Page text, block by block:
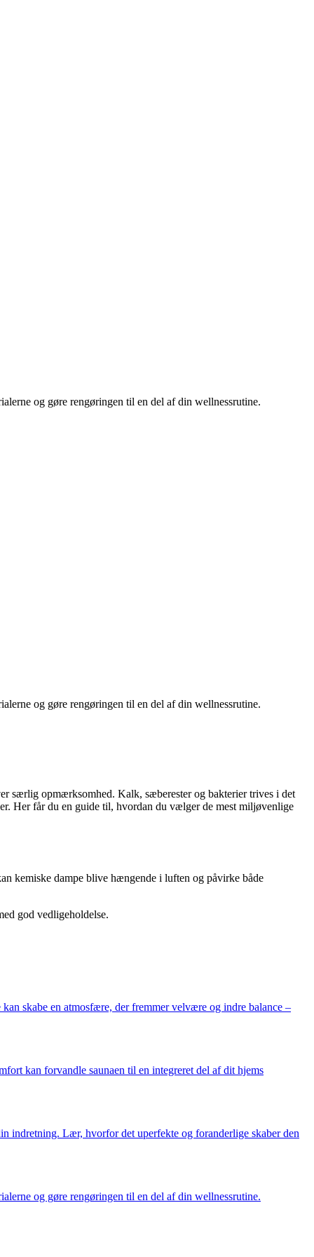
og gøre rengøringen til en del af din wellnessrutine.
og gøre rengøringen til en del af din wellnessrutine.
særlig opmærksomhed. Kalk, sæberester og bakterier trives i det
Her får du en guide til, hvordan du vælger de mest miljøvenlige
kemiske dampe blive hængende i luften og påvirke både
god vedligeholdelse.
skabe en atmosfære, der fremmer velvære og indre balance –
kan forvandle saunaen til en integreret del af dit hjems
indretning. Lær, hvorfor det uperfekte og foranderlige skaber den
og gøre rengøringen til en del af din wellnessrutine.